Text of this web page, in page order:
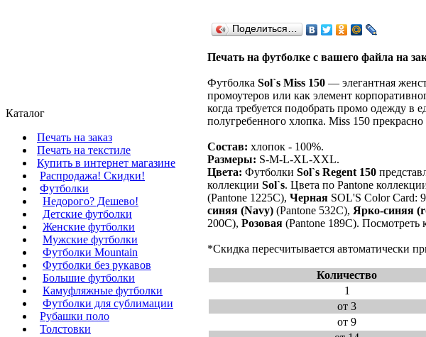
Каталог
Печать на заказ
Печать на текстиле
Купить в интернет магазине
Распродажа! Скидки!
Футболки
Недорого? Дешево!
Детские футболки
Женские футболки
Мужские футболки
Футболки Mountain
Футболки без рукавов
Большие футболки
Камуфляжные футболки
Футболки для сублимации
Рубашки поло
Толстовки
Поделиться…
Печать на футболке с вашего файла на
Футболка Sol`s Miss 150 — элегантная
промоутеров или как элемент
когда требуется подобрать промо одежду
полугребенного хлопка. Miss 150 прекрасно
Состав: хлопок - 100%.
Размеры: S-M-L-XL-XXL.
Цвета: Футболки Sol`s Regent 150
коллекции Sol`s. Цвета по Pantone
(Pantone 1225C), Черная SOL'S Color Card:
синяя (Navy) (Pantone 532C), Ярко-синяя
200C), Розовая (Pantone 189C). Посмотреть
*Скидка пересчитывается автоматически
Количество
1
от 3
от 9